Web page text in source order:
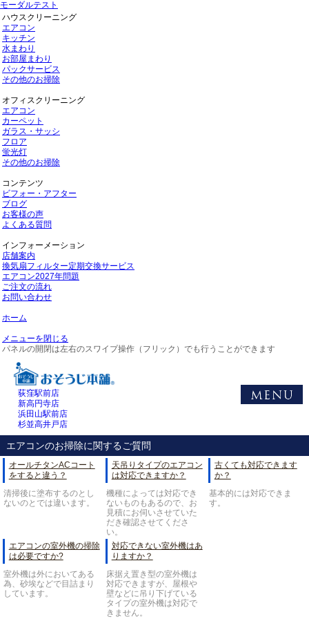
モーダルテスト
ハウスクリーニング
エアコン
キッチン
水まわり
お部屋まわり
パックサービス
その他のお掃除
オフィスクリーニング
エアコン
カーペット
ガラス・サッシ
フロア
蛍光灯
その他のお掃除
コンテンツ
ビフォー・アフター
ブログ
お客様の声
よくある質問
インフォーメーション
店舗案内
換気扇フィルター定期交換サービス
エアコン2027年問題
ご注文の流れ
お問い合わせ
ホーム
メニューを閉じる
パネルの開閉は左右のスワイプ操作（フリック）でも行うことができます
荻窪駅前店
新高円寺店
浜田山駅前店
杉並高井戸店
エアコンのお掃除に関するご質問
オールチタンACコート
をすると違う？
清掃後に塗布するのとし
ないのとでは違います。
天吊りタイプのエアコン
は対応できますか？
機種によっては対応でき
ないものもあるので、お
見積にお伺いさせていた
だき確認させてくださ
い。
古くても対応できます
か？
基本的には対応できま
す。
エアコンの室外機の掃除
は必要ですか?
室外機は外においてある
為、砂埃などで目詰まり
しています。
対応できない室外機はあ
りますか？
床据え置き型の室外機は
対応できますが、屋根や
壁などに吊り下げている
タイプの室外機は対応で
きません。